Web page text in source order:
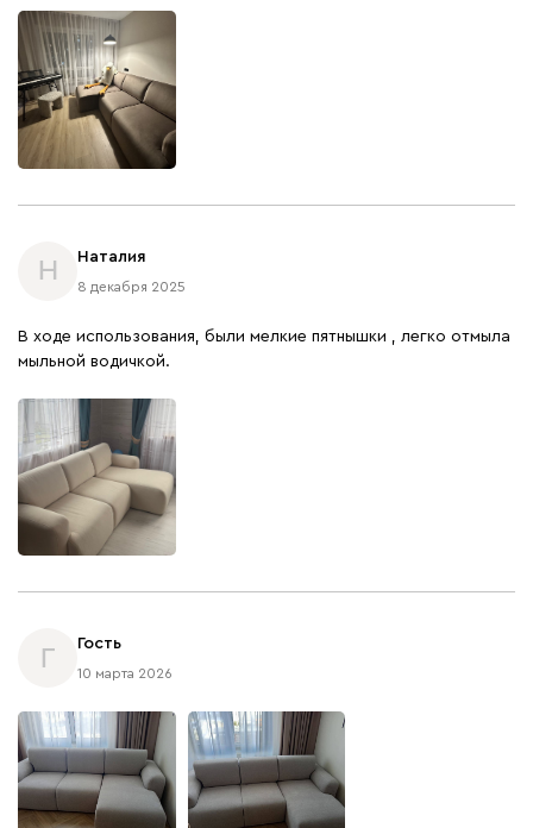
Н
Наталия
8 декабря 2025
В ходе использования, были мелкие пятнышки , легко отмыла
мыльной водичкой.
Г
Гость
10 марта 2026